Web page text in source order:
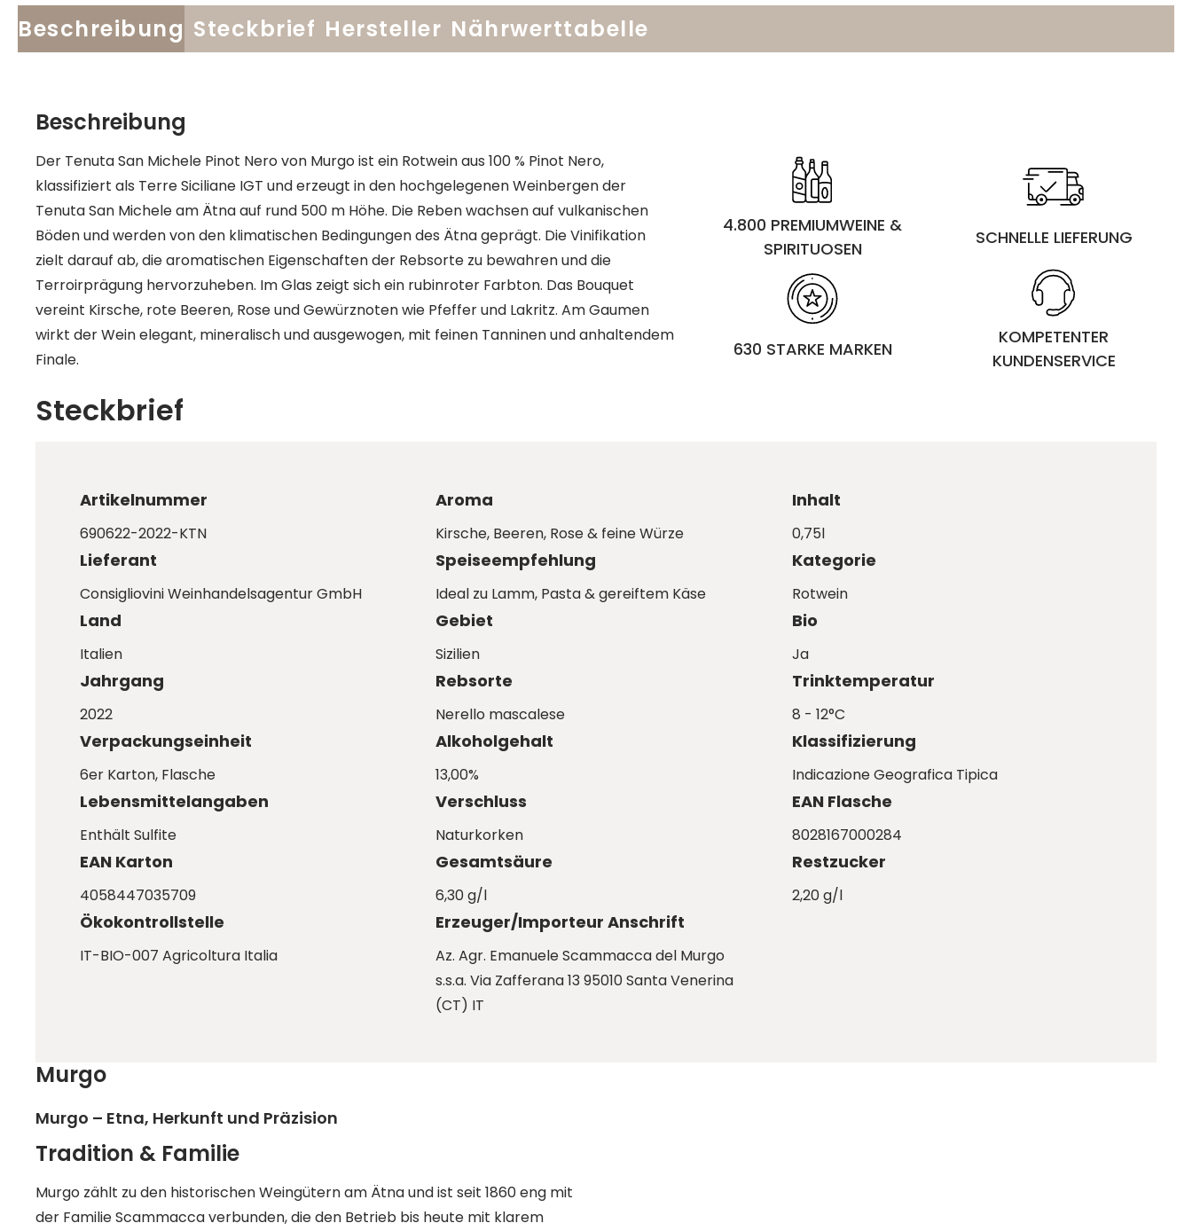
Beschreibung Steckbrief Hersteller Nährwerttabelle
Beschreibung
Der Tenuta San Michele Pinot Nero von Murgo ist ein Rotwein aus 100 % Pinot Nero,
klassifiziert als Terre Siciliane IGT und erzeugt in den hochgelegenen Weinbergen der
Tenuta San Michele am Ätna auf rund 500 m Höhe. Die Reben wachsen auf vulkanischen
Böden und werden von den klimatischen Bedingungen des Ätna geprägt. Die Vinifikation
zielt darauf ab, die aromatischen Eigenschaften der Rebsorte zu bewahren und die
Terroirprägung hervorzuheben. Im Glas zeigt sich ein rubinroter Farbton. Das Bouquet
vereint Kirsche, rote Beeren, Rose und Gewürznoten wie Pfeffer und Lakritz. Am Gaumen
wirkt der Wein elegant, mineralisch und ausgewogen, mit feinen Tanninen und anhaltendem
Finale.
4.800 PREMIUMWEINE &
SPIRITUOSEN
SCHNELLE LIEFERUNG
630 STARKE MARKEN
KOMPETENTER
KUNDENSERVICE
Steckbrief
Artikelnummer
690622-2022-KTN
Aroma
Kirsche, Beeren, Rose & feine Würze
Inhalt
0,75l
Lieferant
Consigliovini Weinhandelsagentur GmbH
Speiseempfehlung
Ideal zu Lamm, Pasta & gereiftem Käse
Kategorie
Rotwein
Land
Italien
Gebiet
Sizilien
Bio
Ja
Jahrgang
2022
Rebsorte
Nerello mascalese
Trinktemperatur
8 - 12°C
Verpackungseinheit
6er Karton, Flasche
Alkoholgehalt
13,00%
Klassifizierung
Indicazione Geografica Tipica
Lebensmittelangaben
Enthält Sulfite
Verschluss
Naturkorken
EAN Flasche
8028167000284
EAN Karton
4058447035709
Gesamtsäure
6,30 g/l
Restzucker
2,20 g/l
Ökokontrollstelle
IT-BIO-007 Agricoltura Italia
Erzeuger/Importeur Anschrift
Az. Agr. Emanuele Scammacca del Murgo
s.s.a. Via Zafferana 13 95010 Santa Venerina
(CT) IT
Murgo
Murgo – Etna, Herkunft und Präzision
Tradition & Familie
Murgo zählt zu den historischen Weingütern am Ätna und ist seit 1860 eng mit
der Familie Scammacca verbunden, die den Betrieb bis heute mit klarem